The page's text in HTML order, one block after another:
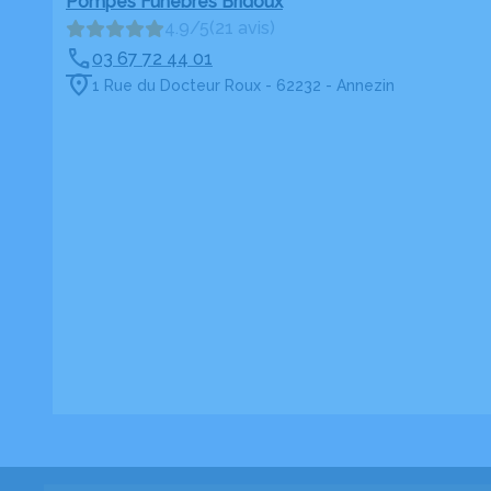
4.9/5(21 avis)
03 67 72 44 01
1 Rue du Docteur Roux - 62232 - Annezin